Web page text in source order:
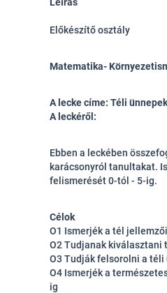
Előkészítő osztály
Matematika-
A lecke címe: Téli ünnepek
A leckéről:
Ebben a leckében
karácsonyról tanultakat.
felismerését 0-tól - 5-ig.
Célok
O1 Ismerjék a tél
O2 Tudjanak kiválasztani
O3 Tudják felsorolni a téli
O4 Ismerjék a
ig